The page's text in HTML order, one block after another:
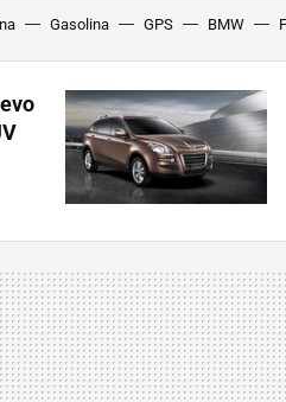
Gasolina GPS BMW